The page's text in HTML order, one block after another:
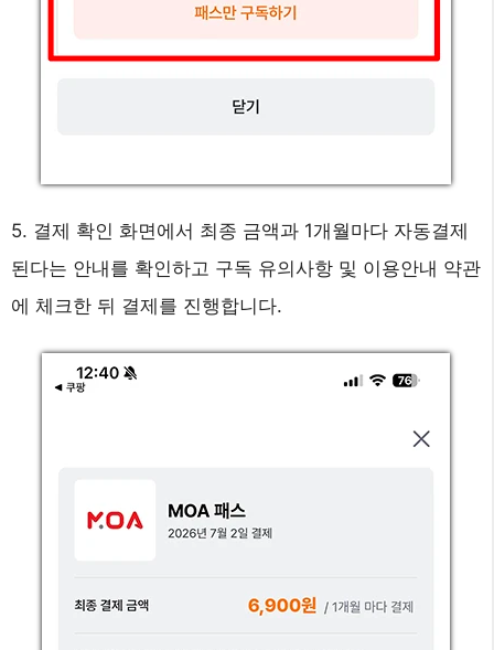
5. 결제 확인 화면에서 최종 금액과 1개월마다 자동결제
된다는 안내를 확인하고 구독 유의사항 및 이용안내 약관
에 체크한 뒤 결제를 진행합니다.